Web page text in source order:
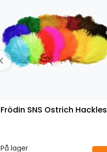
Frödin SNS Ostrich Hackles
På lager